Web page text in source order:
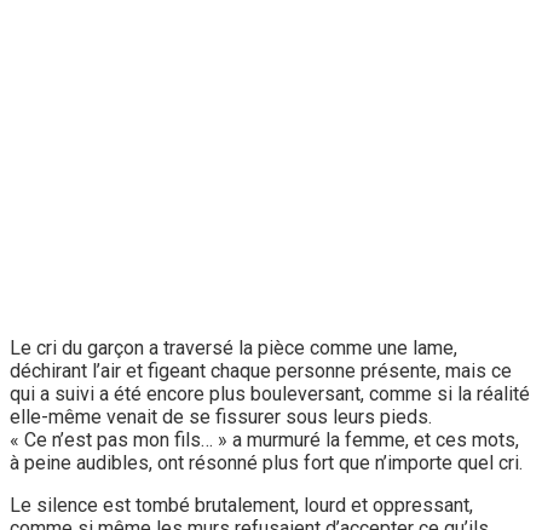
Le cri du garçon a traversé la pièce comme une lame,
déchirant l’air et figeant chaque personne présente, mais ce
qui a suivi a été encore plus bouleversant, comme si la réalité
elle-même venait de se fissurer sous leurs pieds.
« Ce n’est pas mon fils… » a murmuré la femme, et ces mots,
à peine audibles, ont résonné plus fort que n’importe quel cri.
Le silence est tombé brutalement, lourd et oppressant,